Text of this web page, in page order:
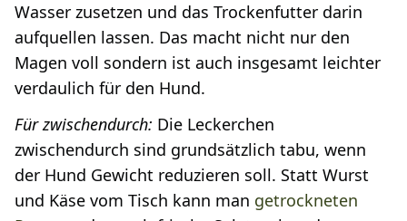
Wasser zusetzen und das Trockenfutter darin
aufquellen lassen. Das macht nicht nur den
Magen voll sondern ist auch insgesamt leichter
verdaulich für den Hund.
Für zwischendurch: Die Leckerchen
zwischendurch sind grundsätzlich tabu, wenn
der Hund Gewicht reduzieren soll. Statt Wurst
und Käse vom Tisch kann man getrockneten